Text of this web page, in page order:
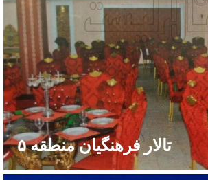
تالار فرهنگیان منطقه ۵